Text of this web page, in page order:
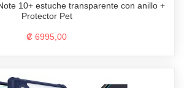
10+ estuche transparente con anillo +
Protector Pet
₡ 6995,00